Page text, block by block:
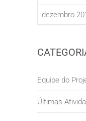
dezembro
Equipe do
Últimas